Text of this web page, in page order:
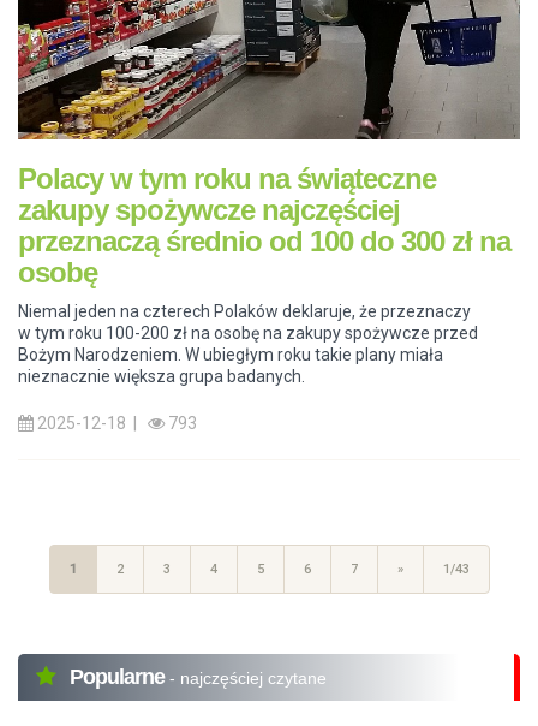
Polacy w tym roku na świąteczne
zakupy spożywcze najczęściej
przeznaczą średnio od 100 do 300 zł na
osobę
Niemal jeden na czterech Polaków deklaruje, że przeznaczy
w tym roku 100-200 zł na osobę na zakupy spożywcze przed
Bożym Narodzeniem. W ubiegłym roku takie plany miała
nieznacznie większa grupa badanych.
2025-12-18 | 793
1 2 3 4 5 6 7 » 1/43
Popularne - najczęściej czytane